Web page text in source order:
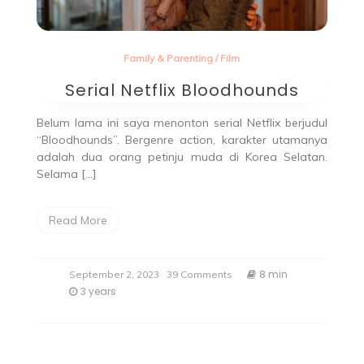
Family & Parenting / Film
Serial Netflix Bloodhounds
Belum lama ini saya menonton serial Netflix berjudul
“Bloodhounds”. Bergenre action, karakter utamanya
adalah dua orang petinju muda di Korea Selatan.
Selama […]
Read More
September 2, 2023 39 Comments
8 min
3 years